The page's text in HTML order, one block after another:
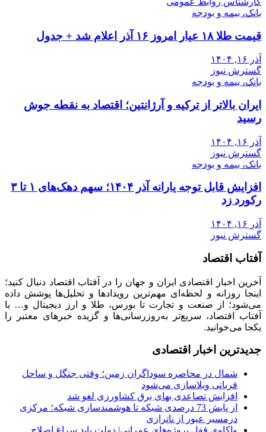
بانک، بیمه و بودجه
قیمت طلا ۱۸ عیار امروز ۱۶ آذر اعلام شد + جدول
آذر ۱۶, ۱۴۰۴
گسترش نیوز
بانک، بیمه و بودجه
ایران بالاتر از ترکیه و آرژانتین؛ اقتصاد به نقطه جوش
رسید
آذر ۱۶, ۱۴۰۴
گسترش نیوز
بانک، بیمه و بودجه
افزایش قابل توجه یارانه آذر ۱۴۰۴؛ سهم دهک‌های ۱ تا ۳
رکورد زد
آذر ۱۶, ۱۴۰۴
گسترش نیوز
آفتاب اقتصاد
آخرین اخبار اقتصادی ایران و جهان را در آفتاب اقتصاد دنبال کنید؛
اینجا روزانه و لحظه‌ای مهم‌ترین رویدادها و تحلیل‌ها پوشش داده
می‌شود؛ از صنعت و تجارت تا بورس، طلا و ارز دیجیتال و… با
آفتاب اقتصاد، سریع‌تر به‌روزرسانی‌ها و گزیده خبرهای معتبر را
یکجا می‌خوانید.
جدیدترین اخبار اقتصادی
شمال در محاصره سوداگران زمین؛ وقتی جنگل و ساحل
قربانی ویلاسازی می‌شود
افزایش تصاعدی بهای برق کشاورزی لغو شد
از پایش 73 درصدی شبکه تا هوشمندسازی شبکه؛ مرکزی
درمسیر عبور از ناترازی
واکاوی قفل پروژه‌های عمرانی| دولت باید سراغ اصلاح